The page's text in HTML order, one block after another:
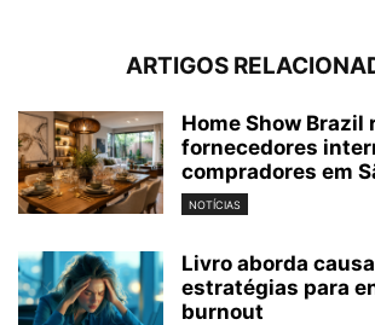
ARTIGOS
Home Show Brazil
fornecedores
compradores em
NOTÍCIAS
Livro aborda
estratégias para
burnout